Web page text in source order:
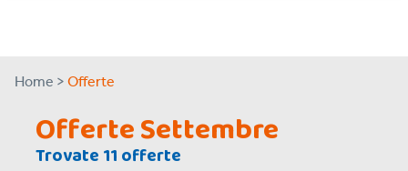
Home > Offerte
Offerte Settembre
Trovate 11 offerte